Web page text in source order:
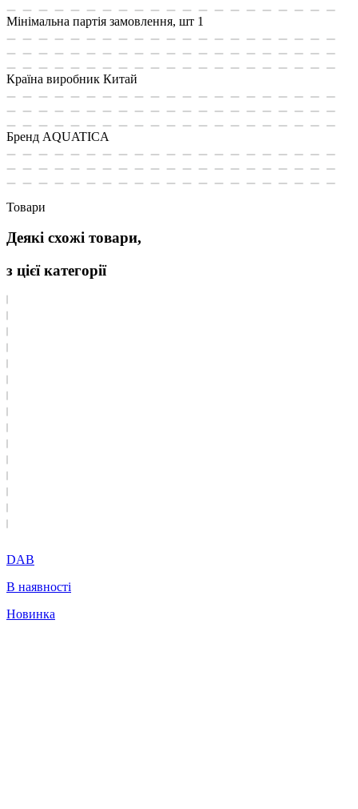
Мінімальна партія замовлення, шт 1
Країна виробник Китай
Бренд AQUATICA
Товари
Деякі схожі товари,
з цієї категорії
DAB
В наявності
Новинка